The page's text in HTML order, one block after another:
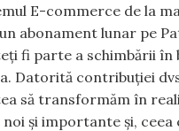
E-commerce de la
abonament lunar pe
fi parte a schimbării în
Datorită contribuției
să transformăm în
și importante și, ceea